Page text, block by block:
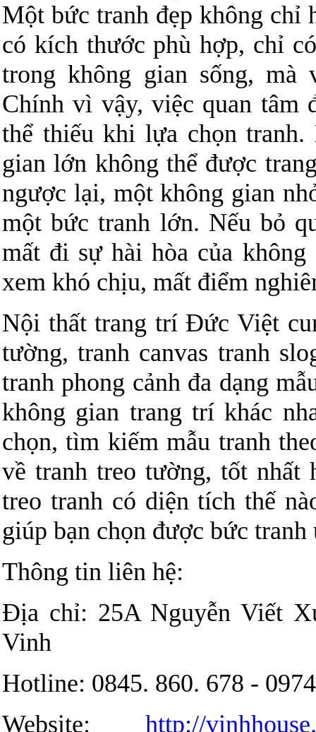
Một bức tranh đẹp không chỉ
có kích thước phù hợp, chỉ
trong không gian sống, mà
Chính vì vậy, việc quan tâm
thể thiếu khi lựa chọn
gian lớn không thể được
ngược lại, một không gian
một bức tranh lớn. Nếu bỏ
mất đi sự hài hòa của
xem khó chịu, mất điểm
Nội thất trang trí Đức Việt
tường, tranh canvas tranh
tranh phong cảnh đa dạng
không gian trang trí khác
chọn, tìm kiếm mẫu tranh
về tranh treo tường, tốt
treo tranh có diện tích thế
giúp bạn chọn được bức tranh
Thông tin liên hệ:
Địa chỉ: 25A Nguyễn Viết
Vinh
Hotline: 0845. 860. 678 -
Website: http://